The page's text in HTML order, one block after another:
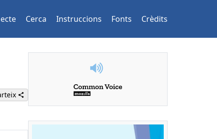
Cerca Instruccions Fonts Crèdits